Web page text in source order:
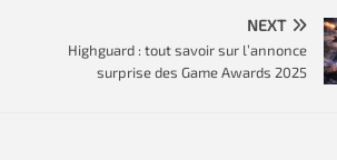
NEXT
Highguard : tout savoir sur l’annonce
surprise des Game Awards 2025